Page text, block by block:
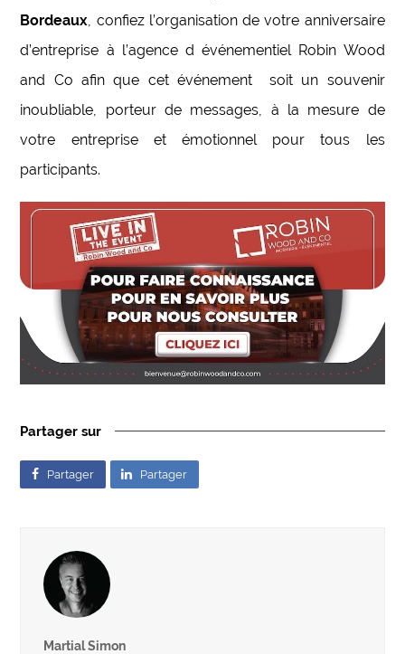
Bordeaux, confiez l’organisation de votre anniversaire
d’entreprise à l’agence d événementiel Robin Wood
and Co afin que cet événement soit un souvenir
inoubliable, porteur de messages, à la mesure de
votre entreprise et émotionnel pour tous les
participants.
Partager sur
Partager Partager
Martial Simon